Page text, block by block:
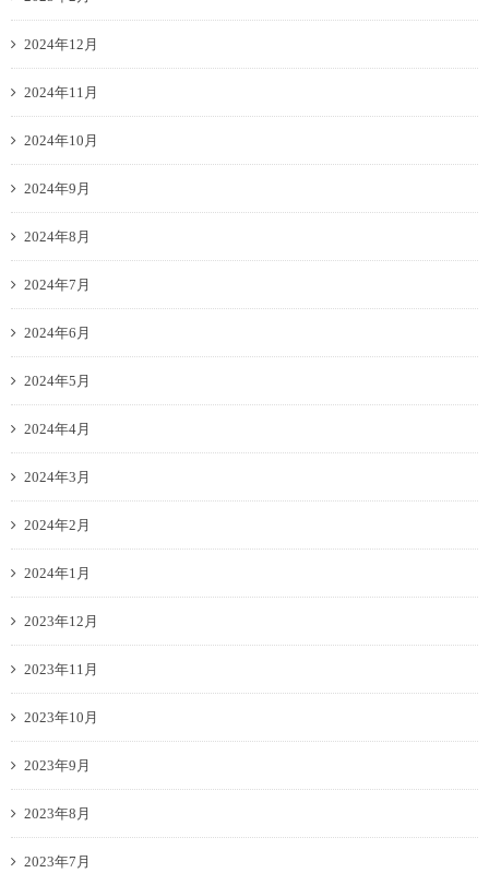
2024年12月
2024年11月
2024年10月
2024年9月
2024年8月
2024年7月
2024年6月
2024年5月
2024年4月
2024年3月
2024年2月
2024年1月
2023年12月
2023年11月
2023年10月
2023年9月
2023年8月
2023年7月